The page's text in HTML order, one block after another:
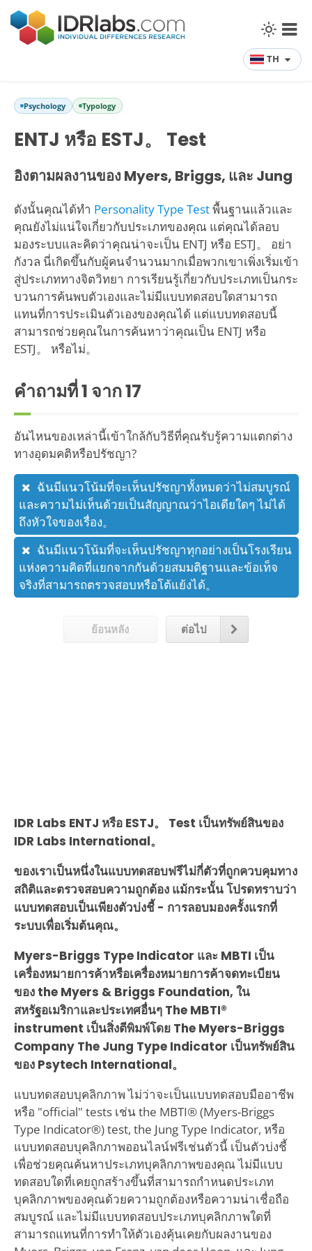
TH
Psychology Typology
ENTJ หรือ ESTJ。 Test
อิงตามผลงานของ Myers, Briggs, และ Jung
ดังนั้นคุณได้ทำ Personality Type Testพื้นฐานแล้วและ
คุณยังไม่แน่ใจเกี่ยวกับประเภทของคุณ แต่คุณได้ลอบ
มองระบบและคิดว่าคุณน่าจะเป็น ENTJ หรือ ESTJ。 อย่า
กังวล นี่เกิดขึ้นกับผู้คนจำนวนมากเมื่อพวกเขาเพิ่งเริ่มเข้า
สู่ประเภททางจิตวิทยา การเรียนรู้เกี่ยวกับประเภทเป็นกระ
บวนการค้นพบตัวเองและไม่มีแบบทดสอบใดสามารถ
แทนที่การประเมินตัวเองของคุณได้ แต่แบบทดสอบนี้
สามารถช่วยคุณในการค้นหาว่าคุณเป็น ENTJ หรือ
ESTJ。 หรือไม่。
คำถามที่1 จาก 17
อันไหนของเหล่านี้เข้าใกล้กับวิธีที่คุณรับรู้ความแตกต่าง
ทางอุดมคติหรือปรัชญา?
ฉันมีแนวโน้มที่จะเห็นปรัชญาทั้งหมดว่าไม่สมบูรณ์
และความไม่เห็นด้วยเป็นสัญญาณว่าไอเดียใดๆ ไม่ได้
ถึงหัวใจของเรื่อง。
ฉันมีแนวโน้มที่จะเห็นปรัชญาทุกอย่างเป็นโรงเรียน
แห่งความคิดที่แยกจากกันด้วยสมมติฐานและข้อเท็จ
จริงที่สามารถตรวจสอบหรือโต้แย้งได้。
ย้อนหลัง ต่อไป
IDR Labs ENTJ หรือ ESTJ。 Test เป็นทรัพย์สินของ
IDR Labs International。
ของเราเป็นหนึ่งในแบบทดสอบฟรีไม่กี่ตัวที่ถูกควบคุมทาง
สถิติและตรวจสอบความถูกต้อง แม้กระนั้น โปรดทราบว่า
แบบทดสอบเป็นเพียงตัวบ่งชี้ - การลอบมองครั้งแรกที่
ระบบเพื่อเริ่มต้นคุณ。
Myers-Briggs Type Indicator และ MBTI เป็น
เครื่องหมายการค้าหรือเครื่องหมายการค้าจดทะเบียน
ของ the Myers & Briggs Foundation, ใน
สหรัฐอเมริกาและประเทศอื่นๆ The MBTI®
instrument เป็นสิ่งตีพิมพ์โดย The Myers-Briggs
Company The Jung Type Indicator เป็นทรัพย์สิน
ของ Psytech International。
แบบทดสอบบุคลิกภาพ ไม่ว่าจะเป็นแบบทดสอบมืออาชีพ
หรือ "official" tests เช่น the MBTI® (Myers-Briggs
Type Indicator®) test, the Jung Type Indicator, หรือ
แบบทดสอบบุคลิกภาพออนไลน์ฟรีเช่นตัวนี้ เป็นตัวบ่งชี้
เพื่อช่วยคุณค้นหาประเภทบุคลิกภาพของคุณ ไม่มีแบบ
ทดสอบใดที่เคยถูกสร้างขึ้นที่สามารถกำหนดประเภท
บุคลิกภาพของคุณด้วยความถูกต้องหรือความน่าเชื่อถือ
สมบูรณ์ และไม่มีแบบทดสอบประเภทบุคลิกภาพใดที่
สามารถแทนที่การทำให้ตัวเองคุ้นเคยกับผลงานของ